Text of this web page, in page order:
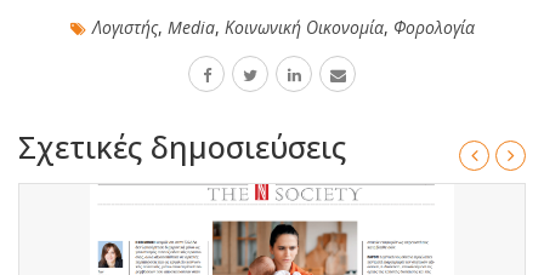
Λογιστής, Media, Κοινωνική Οικονομία, Φορολογία
Σχετικές δημοσιεύσεις